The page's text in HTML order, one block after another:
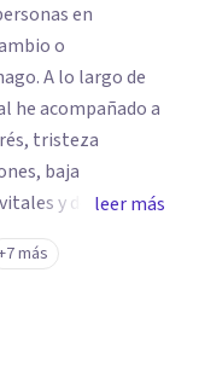
en
o
de
he acompañado a
tristeza
baja
y desafíos
etapas de la vida.
el respeto por
conjunto para
el bienestar
leer más
más